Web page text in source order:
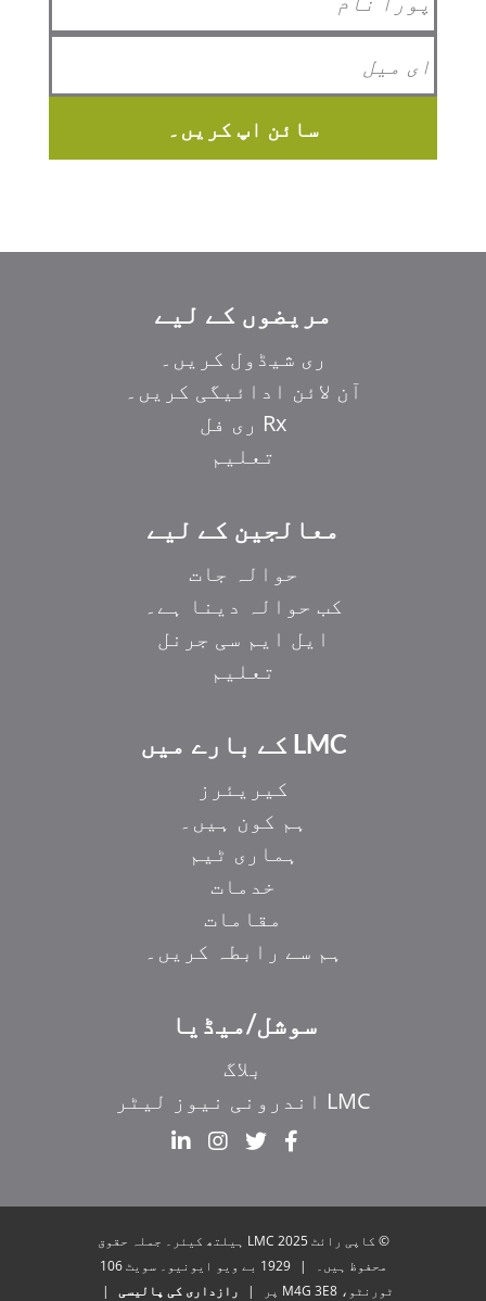
سائن اپ کریں۔
مریضوں کے لیے
ری شیڈول کریں۔
آن لائن ادائیگی کریں۔
Rx ری فل
تعلیم
معالجین کے لیے
حوالہ جات
کب حوالہ دینا ہے۔
ایل ایم سی جرنل
تعلیم
LMC کے بارے میں
کیریئرز
ہم کون ہیں۔
ہماری ٹیم
خدمات
مقامات
ہم سے رابطہ کریں۔
سوشل/میڈیا
بلاگ
LMC اندرونی نیوز لیٹر
© کاپی رائٹ 2025 LMC ہیلتھ کیئر۔ جملہ حقوق
محفوظ ہیں۔
|
1929 بے ویو ایونیو۔ سویٹ 106
ٹورنٹو، M4G 3E8 پر
| رازداری کی پالیسی | HI
ZH